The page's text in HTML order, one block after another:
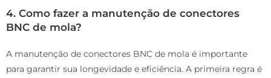
4. Como fazer a manutenção de conectores
BNC de mola?
A manutenção de conectores BNC de mola é importante
para garantir sua longevidade e eficiência. A primeira regra é